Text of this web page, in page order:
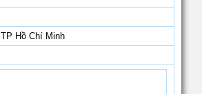
Hồ Chí Minh